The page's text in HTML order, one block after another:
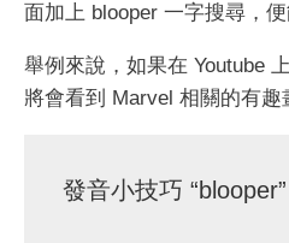
面加上 blooper 一字搜尋，
舉例來說，如果在 Youtube
將會看到 Marvel 相關的有趣
發音小技巧 “blooper”